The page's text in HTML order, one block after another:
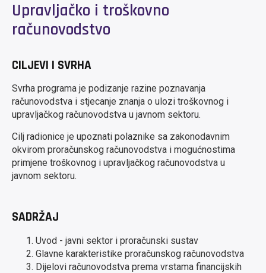
Upravljačko i troškovno
računovodstvo
CILJEVI I SVRHA
Svrha programa je podizanje razine poznavanja
računovodstva i stjecanje znanja o ulozi troškovnog i
upravljačkog računovodstva u javnom sektoru.
Cilj radionice je upoznati polaznike sa zakonodavnim
okvirom proračunskog računovodstva i mogućnostima
primjene troškovnog i upravljačkog računovodstva u
javnom sektoru.
SADRŽAJ
Uvod - javni sektor i proračunski sustav
Glavne karakteristike proračunskog računovodstva
Dijelovi računovodstva prema vrstama financijskih